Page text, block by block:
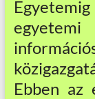
Ebben az